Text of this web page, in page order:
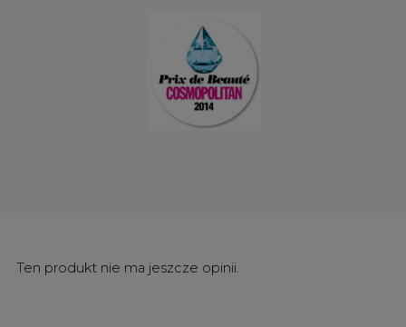
Ten produkt nie ma jeszcze opinii.